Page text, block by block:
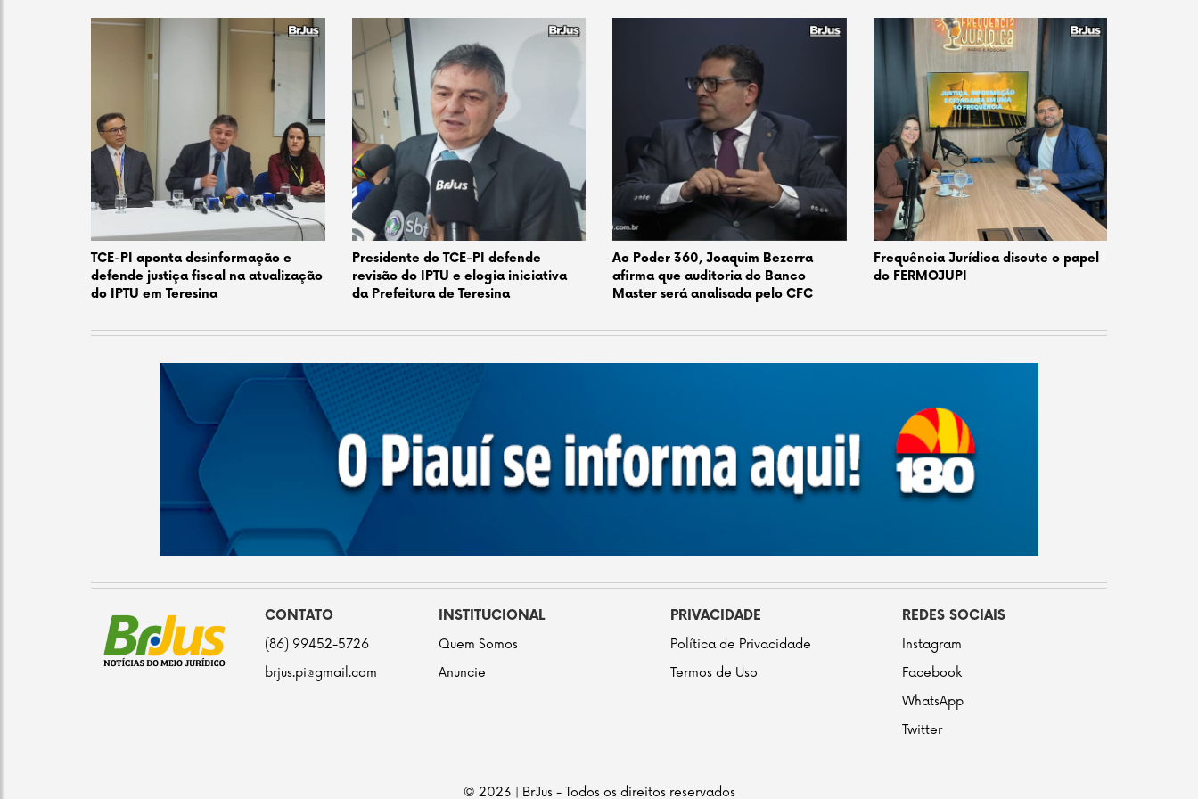
TCE-PI aponta desinformação e
defende justiça fiscal na atualização
do IPTU em Teresina
Presidente do TCE-PI defende
revisão do IPTU e elogia iniciativa
da Prefeitura de Teresina
Ao Poder 360, Joaquim Bezerra
afirma que auditoria do Banco
Master será analisada pelo CFC
Frequência Jurídica discute o papel
do FERMOJUPI
CONTATO
(86) 99452-5726
brjus.pi@gmail.com
INSTITUCIONAL
Quem Somos
Anuncie
PRIVACIDADE
Política de Privacidade
Termos de Uso
REDES SOCIAIS
Instagram
Facebook
WhatsApp
Twitter
© 2023 | BrJus - Todos os direitos reservados